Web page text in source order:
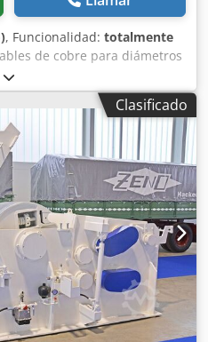
, Funcionalidad: totalmente
de cobre para diámetros
42 m/min. No necesita
Dcodpfxjxdwwxo Akhjk
Clasificado